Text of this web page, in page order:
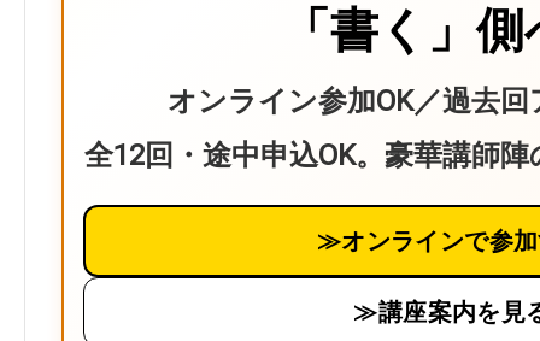
「書く」
オンライン参加OK／過去
全12回・途中申込OK。豪華講師
≫オンラインで参
≫講座案内を見